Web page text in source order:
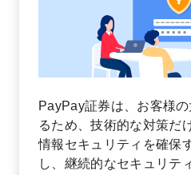
PayPay証券は、お客様
るため、技術的な対策だ
情報セキュリティを確保
し、継続的なセキュリテ